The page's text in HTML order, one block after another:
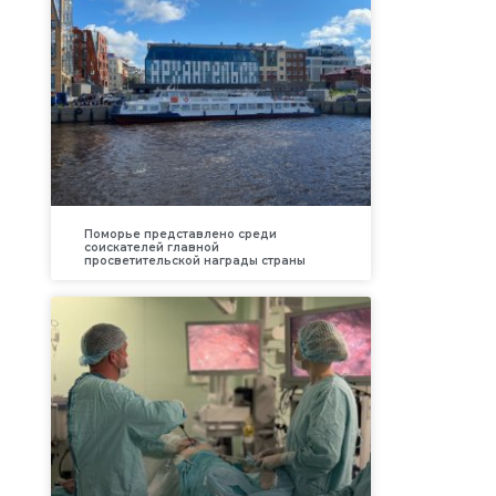
Поморье представлено среди
соискателей главной
просветительской награды страны